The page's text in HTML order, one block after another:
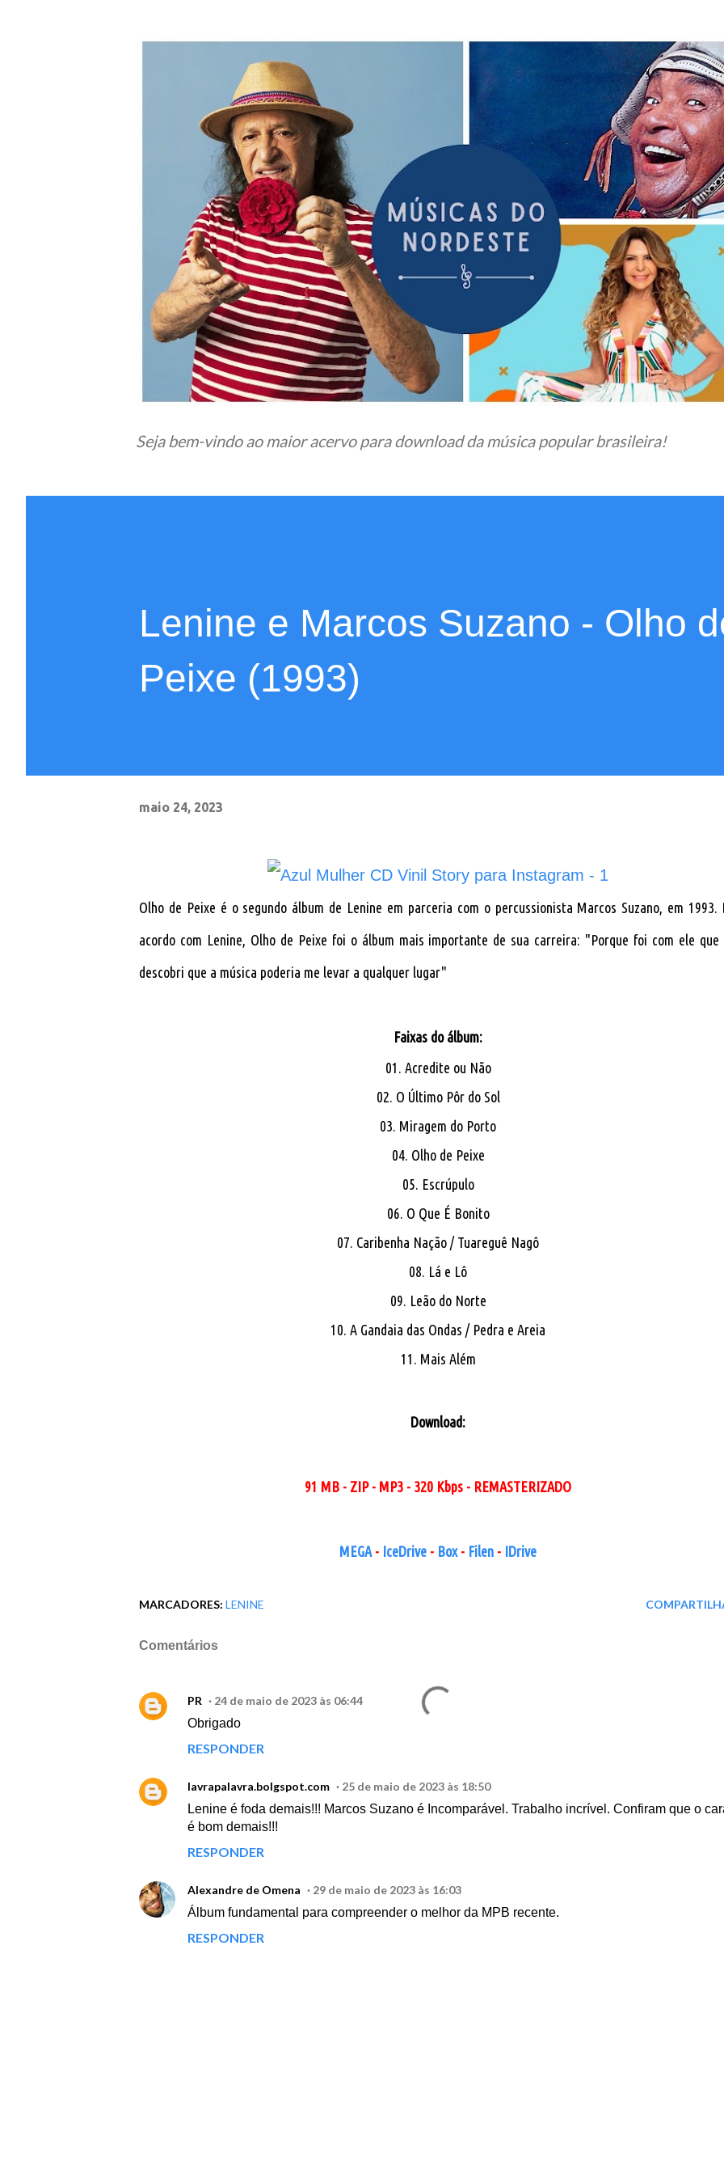
Seja bem-vindo ao maior acervo para download da música popular brasileira!
Lenine e Marcos Suzano - Olho
Peixe (1993)
maio 24, 2023
Olho de Peixe é o segundo álbum de Lenine em parceria com o percussionista Marcos Suzano, em 1993.
acordo com Lenine, Olho de Peixe foi o álbum mais importante de sua carreira: "Porque foi com ele que
descobri que a música poderia me levar a qualquer lugar"
Faixas do álbum:
01. Acredite ou Não
02. O Último Pôr do Sol
03. Miragem do Porto
04. Olho de Peixe
05. Escrúpulo
06. O Que É Bonito
07. Caribenha Nação / Tuareguê Nagô
08. Lá e Lô
09. Leão do Norte
10. A Gandaia das Ondas / Pedra e Areia
11. Mais Além
Download:
91 MB - ZIP - MP3 - 320 Kbps - REMASTERIZADO
MEGA- IceDrive - Box- Filen - IDrive
MARCADORES: LENINE
Comentários
PR
24 de maio de 2023 às 06:44
Obrigado
RESPONDER
lavrapalavra.bolgspot.com
25 de maio de 2023 às 18:50
Lenine é foda demais!!! Marcos Suzano é Incomparável. Trabalho incrível. Confiram que o
é bom demais!!!
RESPONDER
Alexandre de Omena
29 de maio de 2023 às 16:03
Álbum fundamental para compreender o melhor da MPB recente.
RESPONDER